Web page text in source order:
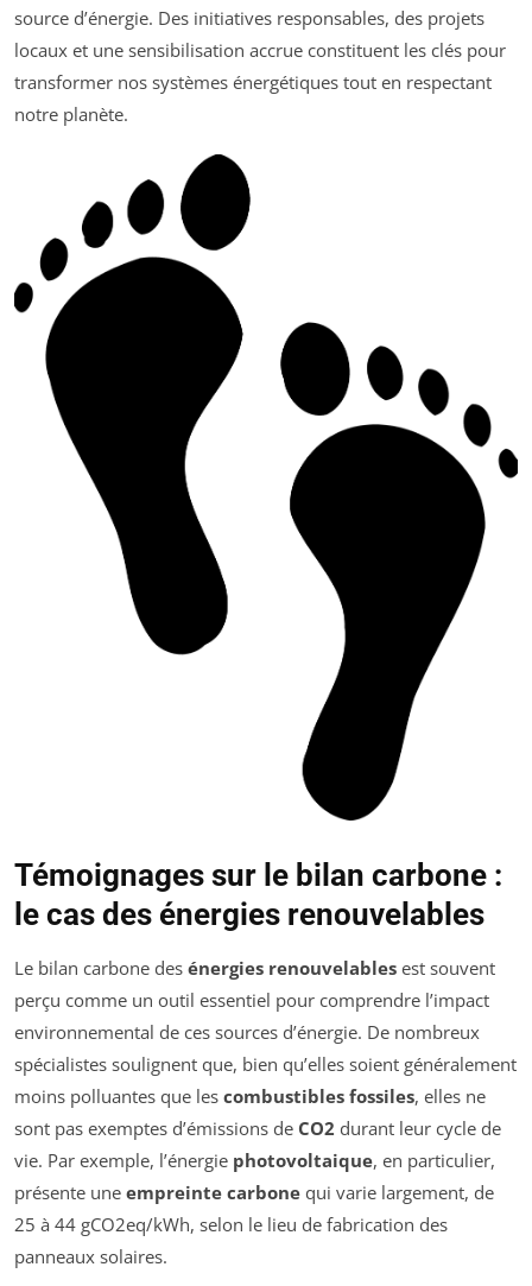
source d’énergie. Des initiatives responsables, des projets
locaux et une sensibilisation accrue constituent les clés pour
transformer nos systèmes énergétiques tout en respectant
notre planète.
Témoignages sur le bilan carbone :
le cas des énergies renouvelables
Le bilan carbone des énergies renouvelables est souvent
perçu comme un outil essentiel pour comprendre l’impact
environnemental de ces sources d’énergie. De nombreux
spécialistes soulignent que, bien qu’elles soient généralement
moins polluantes que les combustibles fossiles, elles ne
sont pas exemptes d’émissions de CO2 durant leur cycle de
vie. Par exemple, l’énergie photovoltaique, en particulier,
présente une empreinte carbone qui varie largement, de
25 à 44 gCO2eq/kWh, selon le lieu de fabrication des
panneaux solaires.